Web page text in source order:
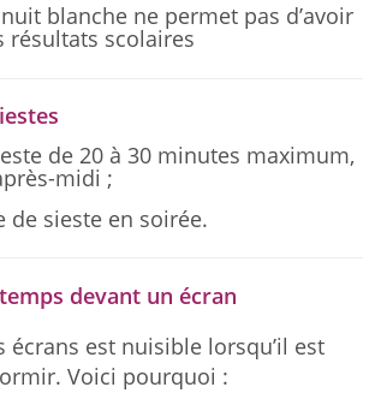
blanche ne permet pas d’avoir
résultats scolaires
de 20 à 30 minutes maximum,
midi ;
de sieste en soirée.
devant un écran
écrans est nuisible lorsqu’il est
Voici pourquoi :